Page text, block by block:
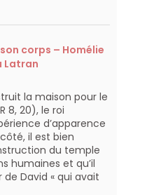
corps – Homélie
Latran
la maison pour le
8, 20), le roi
d’apparence
il est bien
du temple
humaines et qu’il
de David « qui avait